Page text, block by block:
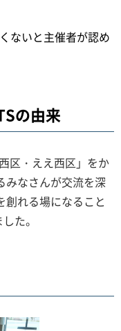
ないと主催者が認め
の由来
区・ええ西区」をか
みなさんが交流を深
創れる場になること
た。